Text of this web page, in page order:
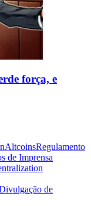
força, e
AltcoinsRegulamento
de Imprensa
de